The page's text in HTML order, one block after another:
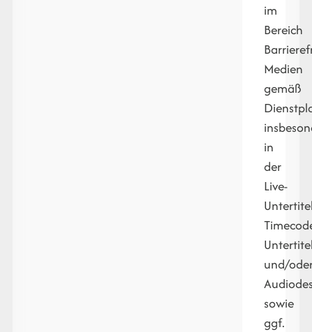
im
Bereich
Medien
gemäß
in
der
Live-
und/
sowie
ggf.